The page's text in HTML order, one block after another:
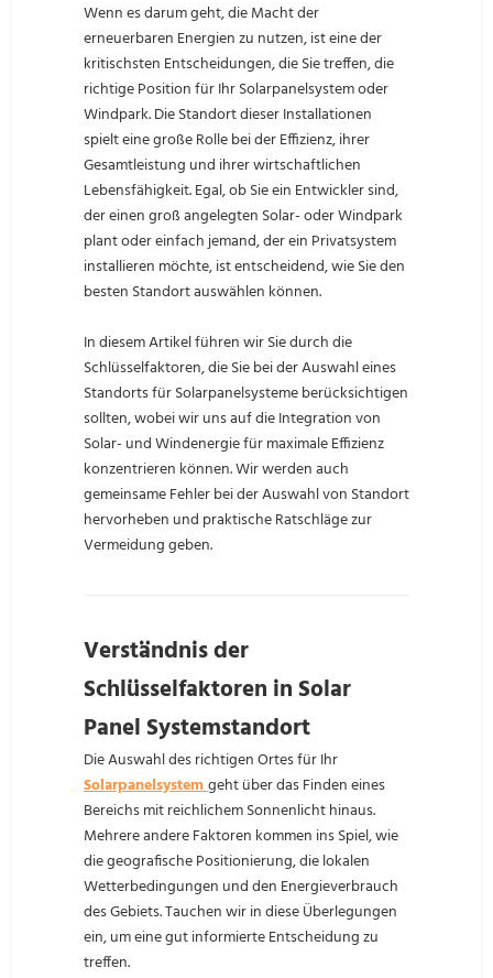
Wenn es darum geht, die Macht der
erneuerbaren Energien zu nutzen, ist eine der
kritischsten Entscheidungen, die Sie treffen, die
richtige Position für Ihr Solarpanelsystem oder
Windpark. Die Standort dieser Installationen
spielt eine große Rolle bei der Effizienz, ihrer
Gesamtleistung und ihrer wirtschaftlichen
Lebensfähigkeit. Egal, ob Sie ein Entwickler sind,
der einen groß angelegten Solar- oder Windpark
plant oder einfach jemand, der ein Privatsystem
installieren möchte, ist entscheidend, wie Sie den
besten Standort auswählen können.
In diesem Artikel führen wir Sie durch die
Schlüsselfaktoren, die Sie bei der Auswahl eines
Standorts für Solarpanelsysteme berücksichtigen
sollten, wobei wir uns auf die Integration von
Solar- und Windenergie für maximale Effizienz
konzentrieren können. Wir werden auch
gemeinsame Fehler bei der Auswahl von Standort
hervorheben und praktische Ratschläge zur
Vermeidung geben.
Verständnis der
Schlüsselfaktoren in Solar
Panel Systemstandort
Die Auswahl des richtigen Ortes für Ihr
Solarpanelsystemgeht über das Finden eines
Bereichs mit reichlichem Sonnenlicht hinaus.
Mehrere andere Faktoren kommen ins Spiel, wie
die geografische Positionierung, die lokalen
Wetterbedingungen und den Energieverbrauch
des Gebiets. Tauchen wir in diese Überlegungen
ein, um eine gut informierte Entscheidung zu
treffen.